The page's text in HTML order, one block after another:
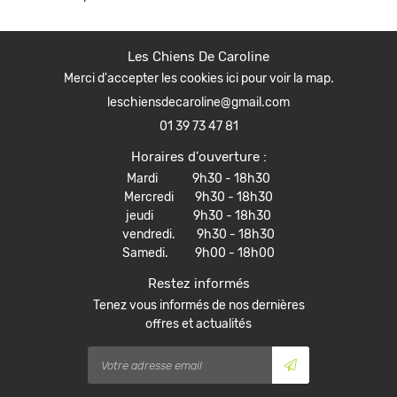
Les Chiens De Caroline
Merci d'accepter les cookies icipour voir la map.
01 39 73 47 81
Horaires d'ouverture :
Mardi 9h30 - 18h30
Mercredi 9h30 - 18h30
jeudi 9h30 - 18h30
vendredi. 9h30 - 18h30
Samedi. 9h00 - 18h00
Restez informés
Tenez vous informés de nos dernières
offres et actualités